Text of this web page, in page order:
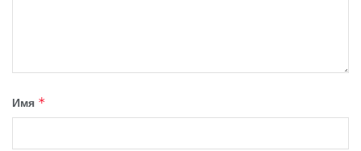
Имя *